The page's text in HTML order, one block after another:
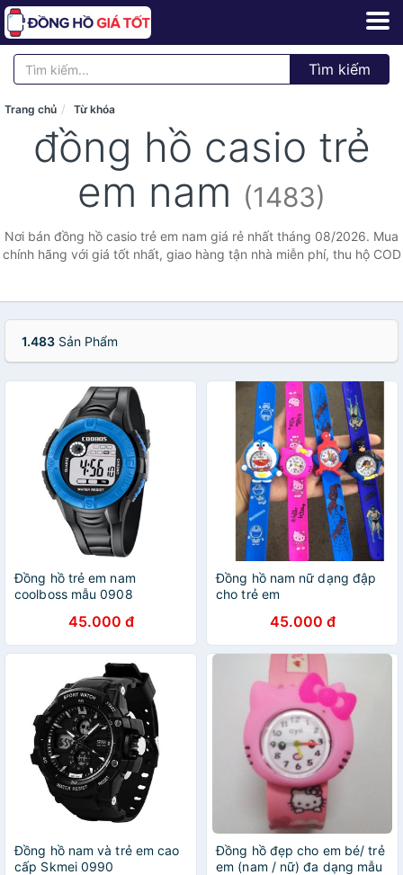
Tìm kiếm
Trang chủ Từ khóa
đồng hồ casio trẻ
em nam (1483)
Nơi bán đồng hồ casio trẻ em nam giá rẻ nhất tháng 08/2026. Mua
chính hãng với giá tốt nhất, giao hàng tận nhà miễn phí, thu hộ COD
1.483 Sản Phẩm
Đồng hồ trẻ em nam
coolboss mẫu 0908
45.000 đ
Đồng hồ nam nữ dạng đập
cho trẻ em
45.000 đ
Đồng hồ nam và trẻ em cao
cấp Skmei 0990
Đồng hồ đẹp cho em bé/ trẻ
em (nam / nữ) đa dạng mẫu